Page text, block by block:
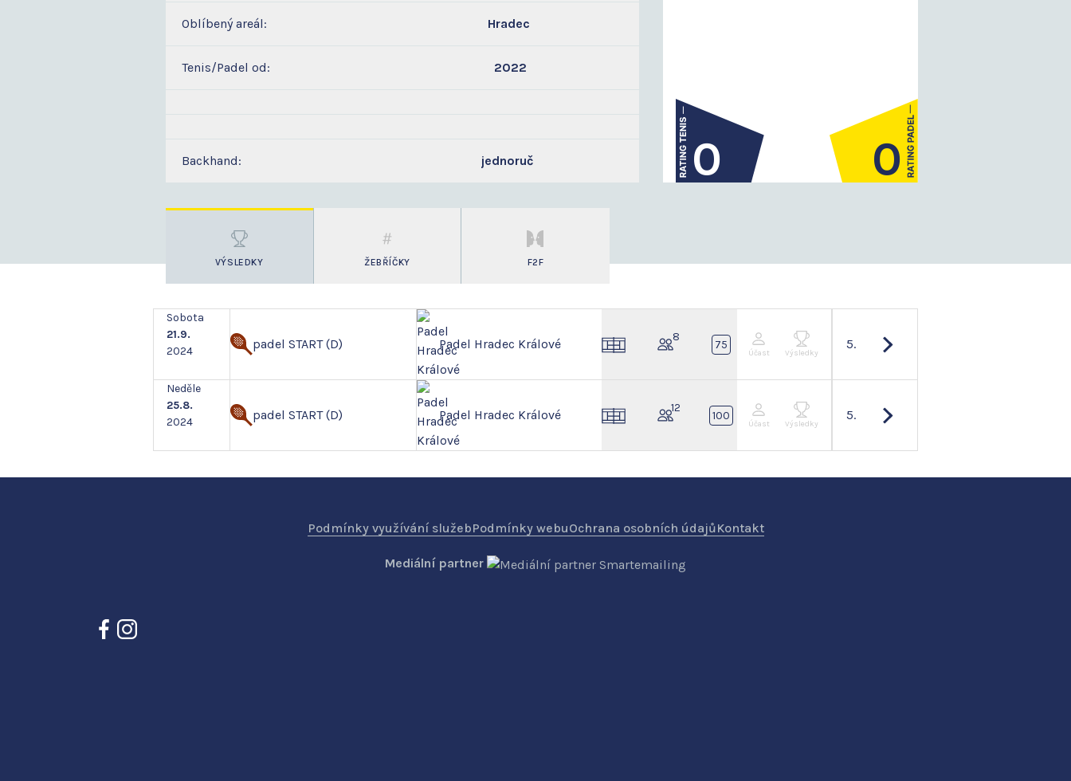
Oblíbený areál: Hradec
Tenis/Padel od: 2022
Backhand: jednoruč 0 0
VÝSLEDKY ŽEBŘÍČKY F2F
Sobota
21.9.
2024
padel START (D) Padel Hradec Králové 8
75 5.
Účast Výsledky
Neděle
25.8.
2024
padel START (D) Padel Hradec Králové 12
100 5.
Účast Výsledky
Podmínky využívání služebPodmínky webuOchrana osobních údajůKontakt
Mediální partner